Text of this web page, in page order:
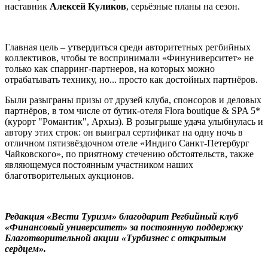
наставник Алексей Куликов, серьёзные планы на сезон.
Главная цель – утвердиться среди авторитетных регбийных
коллективов, чтобы те воспринимали «Финуниверситет» не
только как спарринг-партнеров, на которых можно
отрабатывать технику, но... просто как достойных партнёров.
Были разыграны призы от друзей клуба, спонсоров и деловых
партнёров, в том числе от бутик-отеля Flora boutique & SPA 5*
(курорт "Романтик", Архыз). В розыгрыше удача улыбнулась и
автору этих строк: он выиграл сертификат на одну ночь в
отличном пятизвёздочном отеле «Индиго Санкт-Петербург
Чайковского», по приятному стечению обстоятельств, также
являющемуся постоянным участником наших
благотворительных аукционов.
Редакция «Вести Туризм» благодарит Регбийный клуб
«Финансовый университет» за постоянную поддержку
Благотворительной акции «Турбизнес с открытым
сердцем».